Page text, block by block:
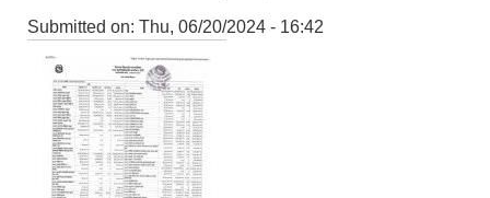
Submitted on: Thu, 06/20/2024 - 16:42